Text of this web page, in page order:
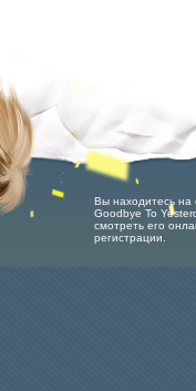
Вы находитесь на
Goodbye To
смотреть его
регистрации.